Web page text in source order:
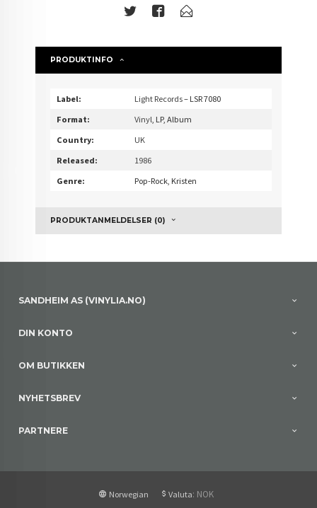
PRODUKTINFO
Label: Light Records– LSR 7080
Format:
Vinyl , LP, Album
Country:
UK
Released:
1986
Genre:
Pop-Rock, Kristen
PRODUKTANMELDELSER (0)
SANDHEIM AS (VINYLIA.NO)
DIN KONTO
OM BUTIKKEN
NYHETSBREV
PARTNERE
Norwegian Valuta: NOK